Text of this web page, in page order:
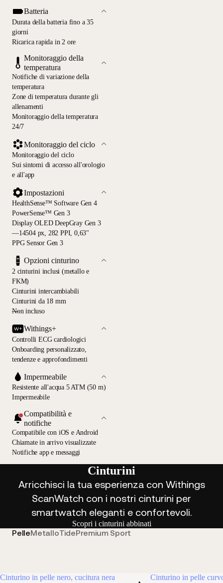
Batteria
Durata della batteria fino a 35
giorni
Ricarica rapida in 2 ore
Monitoraggio della
temperatura
Notifiche di variazione della
temperatura
Zone di temperatura durante gli
allenamenti
Monitoraggio della temperatura
24/7
Monitoraggio del ciclo
Monitoraggio del ciclo
Sui sintomi di accesso all'orologio
e all'app
Impostazioni
HealthSense™ Software Gen 4
PowerSense™ Gen 3
Display OLED DeepGray Gen 3
—14504 px, 282 PPI, 0,63"
PPG Sensor Gen 3
Opzioni cinturino
2 cinturini inclusi (metallo e
FKM)
Cinturini intercambiabili
Cinturini da 18 mm
—
Non incluso
Withings+
Controlli ECG cardiologici
Onboarding personalizzato,
tendenze e approfondimenti
Impermeabile
Resistente all'acqua 5 ATM (50 m)
Impermeabile
Compatibilità e
notifiche
Compatibile con iOS e Android
Chiamate in arrivo visualizzate
Notifiche app e messaggi
Cinturini
Arricchisci la tua esperienza con Withings
ScanWatch con i nostri cinturini per
smartwatch eleganti e confortevoli.
Scopri i cinturini abbinati
PelleMetalloTidePremium Sport
Cinturino in pelle nero, cucitura nera Cinturino in pelle